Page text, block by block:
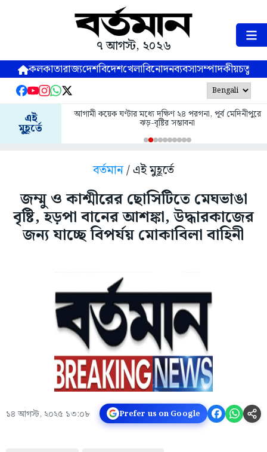
৭ আগস্ট, ২০২৬
কলকাতারাজ্যদেশবিদেশখেলাবিনোদনব্যবসাসম্পাদকীয়
এই
মুহূর্তে
আগামী কয়েক ঘণ্টার মধ্যে দক্ষিণ ২৪ পরগনা, পূর্ব মেদিনীপুরে
ঝড়-বৃষ্টির সম্ভাবনা
বর্তমান/ এই মুহূর্তে
জম্মু ও কাশ্মীরের ছোসিটিতে মেঘভাঙা
বৃষ্টি, হড়পা বানের আশঙ্কা, উদ্ধারকাজের
জন্য যাচ্ছে বিপর্যয় মোকাবিলা বাহিনী
১৪ আগস্ট, ২০২৫ ১৩:০৮ Prefer us on Google